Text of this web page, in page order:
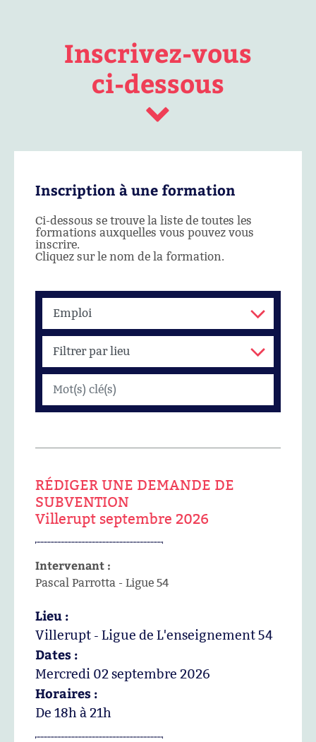
Inscrivez-vous
ci-dessous
Inscription à une formation
Ci-dessous se trouve la liste de toutes les
formations auxquelles vous pouvez vous
inscrire.
Cliquez sur le nom de la formation.
RÉDIGER UNE DEMANDE DE
SUBVENTION
Villerupt septembre 2026
Intervenant :
Pascal Parrotta - Ligue 54
Lieu :
Villerupt - Ligue de L'enseignement 54
Dates :
Mercredi 02 septembre 2026
Horaires :
De 18h à 21h